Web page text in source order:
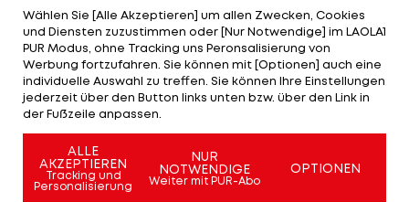
(21:15, 15:21, 7:15) geschlagen geben. Nach der
ersten Niederlage bei diesen Titelkämpfen
kämpfen Plesiutschnig/Schützenhöfer im kleinen
Finale (18 Uhr LIVE bei LAOLA1.tv) um Bronze.
Gegnerinnen sind Soria/Brun (ESP), die ihr
Semifinale klar gegen Krebs/Wlk (GER) verlieren.
Mehr zum Thema
Wählen Sie [Alle Akzeptieren] um allen Zwecken, Cookies
und Diensten zuzustimmen oder [Nur Notwendige] im LAOLA1
PUR Modus, ohne Tracking uns Peronsalisierung von
Werbung fortzufahren. Sie können mit [Optionen] auch eine
individuelle Auswahl zu treffen. Sie können Ihre Einstellungen
jederzeit über den Button links unten bzw. über den Link in
der Fußzeile anpassen.
ALLE
AKZEPTIEREN
Tracking und
Personalisierung
NUR
NOTWENDIGE
Weiter mit PUR-Abo
OPTIONEN